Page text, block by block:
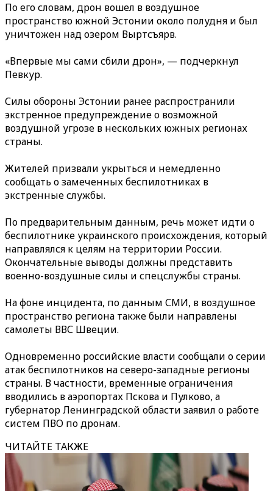
По его словам, дрон вошел в воздушное
пространство южной Эстонии около полудня и был
уничтожен над озером Выртсъярв.
«Впервые мы сами сбили дрон», — подчеркнул
Певкур.
Силы обороны Эстонии ранее распространили
экстренное предупреждение о возможной
воздушной угрозе в нескольких южных регионах
страны.
Жителей призвали укрыться и немедленно
сообщать о замеченных беспилотниках в
экстренные службы.
По предварительным данным, речь может идти о
беспилотнике украинского происхождения, который
направлялся к целям на территории России.
Окончательные выводы должны представить
военно-воздушные силы и спецслужбы страны.
На фоне инцидента, по данным СМИ, в воздушное
пространство региона также были направлены
самолеты ВВС Швеции.
Одновременно российские власти сообщали о серии
атак беспилотников на северо-западные регионы
страны. В частности, временные ограничения
вводились в аэропортах Пскова и Пулково, а
губернатор Ленинградской области заявил о работе
систем ПВО по дронам.
ЧИТАЙТЕ ТАКЖЕ